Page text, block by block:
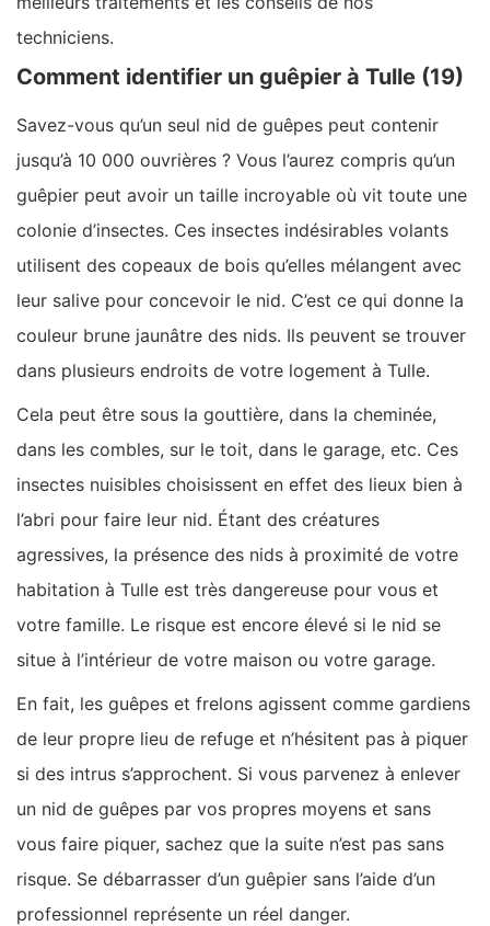
techniciens.
Comment identifier un guêpier à Tulle (19)
Savez-vous qu’un seul nid de guêpes peut contenir
jusqu’à 10 000 ouvrières ? Vous l’aurez compris qu’un
guêpier peut avoir un taille incroyable où vit toute une
colonie d’insectes. Ces insectes indésirables volants
utilisent des copeaux de bois qu’elles mélangent avec
leur salive pour concevoir le nid. C’est ce qui donne la
couleur brune jaunâtre des nids. Ils peuvent se trouver
dans plusieurs endroits de votre logement à Tulle.
Cela peut être sous la gouttière, dans la cheminée,
dans les combles, sur le toit, dans le garage, etc. Ces
insectes nuisibles choisissent en effet des lieux bien à
l’abri pour faire leur nid. Étant des créatures
agressives, la présence des nids à proximité de votre
habitation à Tulle est très dangereuse pour vous et
votre famille. Le risque est encore élevé si le nid se
situe à l’intérieur de votre maison ou votre garage.
En fait, les guêpes et frelons agissent comme gardiens
de leur propre lieu de refuge et n’hésitent pas à piquer
si des intrus s’approchent. Si vous parvenez à enlever
un nid de guêpes par vos propres moyens et sans
vous faire piquer, sachez que la suite n’est pas sans
risque. Se débarrasser d’un guêpier sans l’aide d’un
professionnel représente un réel danger.